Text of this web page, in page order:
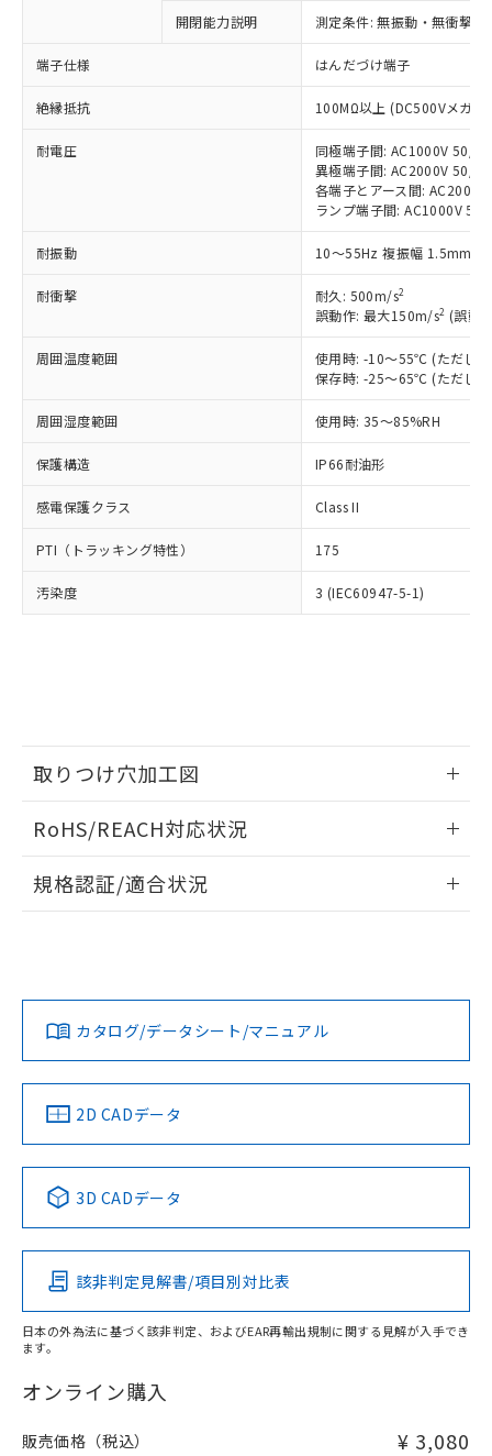
開閉能力説明 測定条件: 無振動・無衝撃
端子仕様 はんだづけ端子
絶縁抵抗 100MΩ以上 (DC500Vメガ)
耐電圧
同極端子間: AC1000V 50/
異極端子間: AC2000V 50/
各端子とアース間:
ランプ端子間: AC1000V
耐振動 10～55Hz 複振幅 1.5mm (
耐衝撃 耐久: 500m/s2
誤動作: 最大150m/s2 (誤動
周囲温度範囲
使用時: -10～55℃ (ただし
保存時: -25～65℃ (ただし
周囲湿度範囲 使用時: 35～85%RH
保護構造 IP66耐油形
感電保護クラス Class II
PTI（トラッキング特性） 175
汚染度 3 (IEC60947-5-1)
取りつけ穴加工図
RoHS/REACH対応状況
EU RoHS 注意事項・凡例
対応済み
中国 RoHS 注意事項・凡例
Pb Hg Cd Cr(VI)
O
在庫等で未対応品が混在する可能性があります。
問い合わせください。
規格認証/適合状況
LR型式承認
（イギリス
船舶規格）
DNV型式承認
（ノルウェー
BV型式承認
（フランス
KR型式
（韓国
No No No No
この製品の規格認証/適合状況ページへ
その他の認証はこちらのページからご検索ください
カタログ/データシート/マニュアル
2D CADデータ
3D CADデータ
該非判定見解書/項目別対比表
日本の外為法に基づく該非判定、およびEAR再輸出規制に関する見解が入手でき
ます。
オンライン購入
販売価格（税込） ¥ 3,080
ご利用条件
以下の条件をお読みいただき、同意のうえ
本サービスは、当社制御機器事業取扱
商品の当社在庫状況および標準価格
(税抜)を提供させていただくもので
当社制御機器事業取扱商品の中には、
本サービスの対象外となる商品もある
記載している更新日時点での社内デー
タに基づき作成されるものであり、閲
覧された時点での実際の在庫および標
準価格とは異なる場合があることをご
了承ください。
正式な納期状況および標準価格はお客
様のお取引先、またはお客様担当のオ
ムロン制御機器販売店・当社販売員に
マイパーツ機能（部品リスト作成サー
ビス）をご利用いただくには、I-Web
メンバーズにご登録されている必要が
あります。
お客様が当ウェブサイト上で当社にご
登録された部品リストについて、当社
および当社の共同利用者が、当社の製
用者の範囲」に記載されている法人を
指します。
対応済み：EU RoHS指令（10物質）の
非含有に対応した製品が提供可能な商品で
す。
対応予定：EU RoHS指令（10物質）の非含
有に対応した製品に切り替える予定のある
対応予定なし：EU RoHS指令（10物質）の
非含有に非対応の商品で、対応品を出す予
調査・確認中：EU RoHS指令（10物質）の
非含有の対応状況を調査中または確認中の
非該当品：ライセンス料など無形物で、有
害物質有無と関係のない商品です。
仕入先様の事情により、非含有部品として
いたものが、含有品と判明した場合などや
むを得ず変更することがあります。
*EU RoHS指令（10物質）：
鉛(Pb) 1000ppm以下、 水銀(Hg) 1000ppm以下、 カド
ミウム(Cd) 100ppm以下、
(PBDE) 1000ppm以下、フタル酸ビス(2-エチルヘキシ
ル) (DEHP)(別名：DOP) 1000ppm以下、フタル酸ブチ
ルベンジル（BBP） 1000ppm以下、フタル酸ジブチル
（DBP） 1000ppm以下、フタル酸ジイソブチル
但し、RoHS指令で産業用監視および制御機器に対する
部品在庫の切り替え状況などにより、予定
月が前後することがあります。
※3 非含有証明書ダウンロード
下記の非含有証明書をダウンロードするこ
51物質の非含有証明書（当社基準）
※本証明書は発行日時点で非含有を証明す
物質の対応では、対応完了までの期間は出
荷製品に未対応品が混在することから備考
欄に対応日を記載しておりました。
既に当社にて対応品への在庫切替を完了
「○」：最大均質材料含有率が中国RoHSの
基準値以下であることを示します。
「×」：最大均質材料含有率が中国RoHSの
基準値を超えていることを示します。
「－」：未確認です。当社販売部門へお問
*中国RoHS10物質の基準値 (GB/T26572)：
Pb(鉛) :1000ppm、 Hg(水銀) : 1000ppm、 Cd(カドミウ
ニル類) : 1000ppm、 PBDEs(ポリ臭化ジフェニルエーテ
DBP(フタル酸ジブチル) : 1000ppm、 DIBP(フタル酸ジ
DEHP(フタル酸ビス(2-エチルヘキシル)) : 1000ppm
「10」：通常の使用状況下において有害物
質が外部に漏えいし、環境に深刻な影響を
及ぼさない年数を意味します。
「－」：未確認です。当社販売部門へお問
い合わせください。
当社は、これら貴社製品のうち、外国
為替および外国貿易法に定める商品
（以下｢規制貨物等」という）を輸出
または国外への提供する場合は、日本
国政府の輸出許可(または役務取引許
とります。
当社は規制貨物を破棄する場合は、完
全に破砕するなど、違法に輸出されな
いよう必要な手段を講じます。
当社は貴社製品を、核兵器、ミサイ
ル、化学兵器、生物兵器またはその他
法に輸出するおそれがある場合は、取
り引きをいたしません。
○ 一定数以上の在庫あり
一定数には満たないが在庫あり
－
在庫なし(最新の在庫状況につ
空
白
受注生産機種、また在庫状況の
情報を公開していない機種